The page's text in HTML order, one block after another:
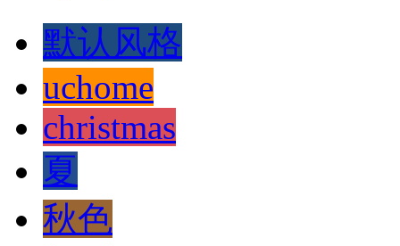
默认风格
uchome
christmas
夏
秋色